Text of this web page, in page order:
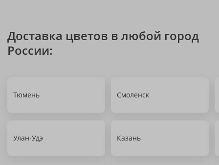
Доставка цветов в любой город
России:
Тюмень Смоленск
Улан-Удэ Казань